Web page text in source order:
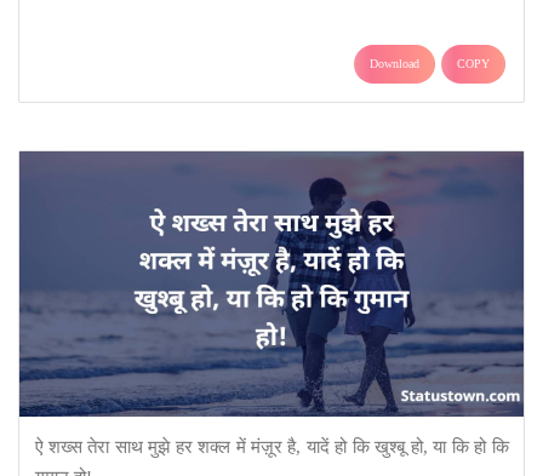
Download COPY
ऐ शख्स तेरा साथ मुझे हर शक्ल में मंज़ूर है, यादें हो कि खुश्बू हो, या कि हो कि